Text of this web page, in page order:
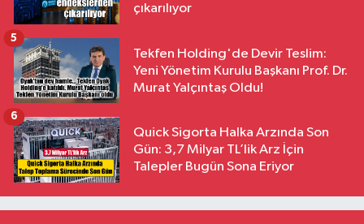
çıkarılıyor
Tekfen Holding'de Devir Teslim:
Yeni Yönetim Kurulu Başkanı Prof. Dr.
Murat Yalçıntaş Oldu!
5
Quick Sigorta Halka Arzında Son
Gün: 3,7 Milyar TL’lik Arz İçin
Talepler Bugün Sona Eriyor
6